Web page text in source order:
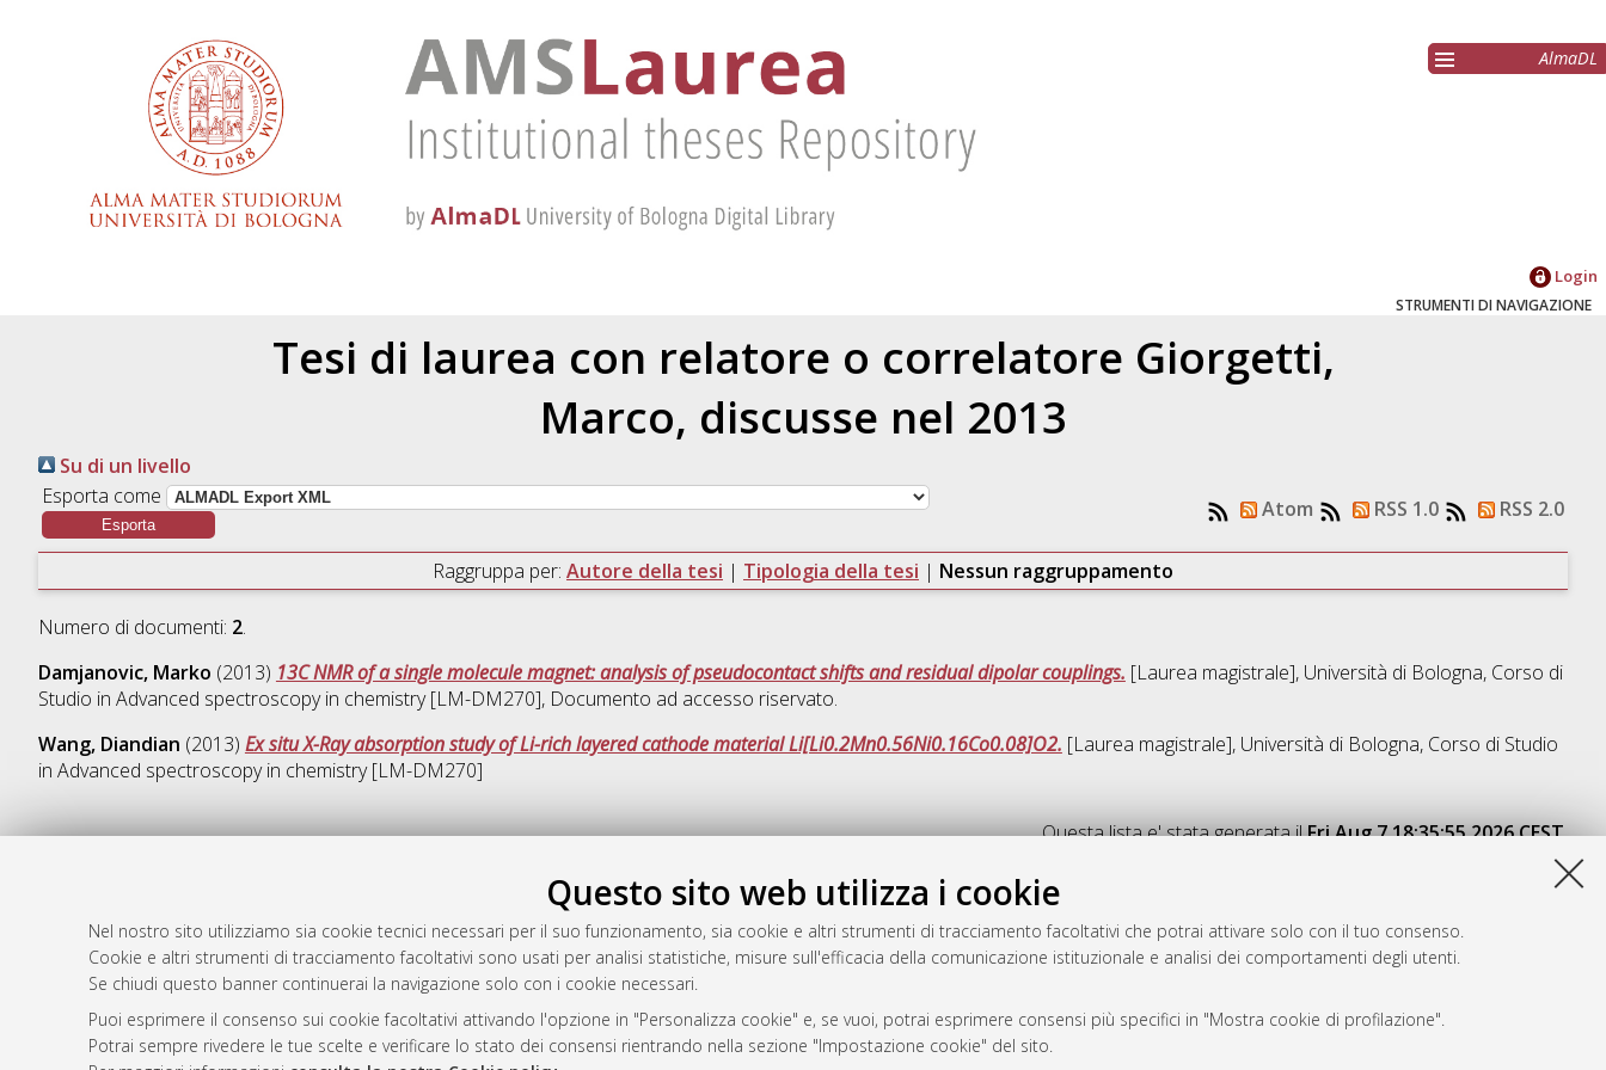
Questo sito web utilizza i cookie
Nel nostro sito utilizziamo sia cookie tecnici necessari per il suo funzionamento, sia cookie e altri strumenti di tracciamento facoltativi che potrai attivare solo con il tuo consenso.
Cookie e altri strumenti di tracciamento facoltativi sono usati per analisi statistiche, misure sull'efficacia della comunicazione istituzionale e analisi dei comportamenti degli utenti.
Se chiudi questo banner continuerai la navigazione solo con i cookie necessari.
Puoi esprimere il consenso sui cookie facoltativi attivando l'opzione in "Personalizza cookie" e, se vuoi, potrai esprimere consensi più specifici in "Mostra cookie di profilazione".
Potrai sempre rivedere le tue scelte e verificare lo stato dei consensi rientrando nella sezione "Impostazione cookie" del sito.
AlmaDL
Login
STRUMENTI DI NAVIGAZIONE
Tesi di laurea con relatore o correlatore Giorgetti,
Marco, discusse nel 2013
Su di un livello
Esporta come
Atom RSS 1.0 RSS 2.0
Raggruppa per: Autore della tesi | Tipologia della tesi | Nessun raggruppamento
Numero di documenti: 2.
Damjanovic, Marko (2013) 13C NMR of a single molecule magnet: analysis of pseudocontact shifts and residual dipolar couplings. [Laurea magistrale], Università di Bologna, Corso di
Studio in Advanced spectroscopy in chemistry [LM-DM270], Documento ad accesso riservato.
Wang, Diandian (2013) Ex situ X-­Ray absorption study of Li-­rich layered cathode material Li[Li0.2Mn0.56Ni0.16Co0.08]O2. [Laurea magistrale], Università di Bologna, Corso di Studio
in Advanced spectroscopy in chemistry [LM-DM270]
Questa lista e' stata generata ilFri Aug 7 18:35:55 2026 CEST.
Rss 1.0
Rss 2.0
Servizio implementato e gestito daAlmaDL
Impostazioni Cookie
Informativa sulla privacy
Condizioni d’uso del sito